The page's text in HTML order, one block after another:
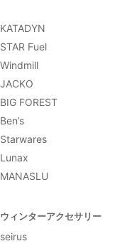
KATADYN
STAR Fuel
Windmill
JACKO
BIG FOREST
Ben’s
Starwares
Lunax
MANASLU
ウィンターアクセサリー
seirus